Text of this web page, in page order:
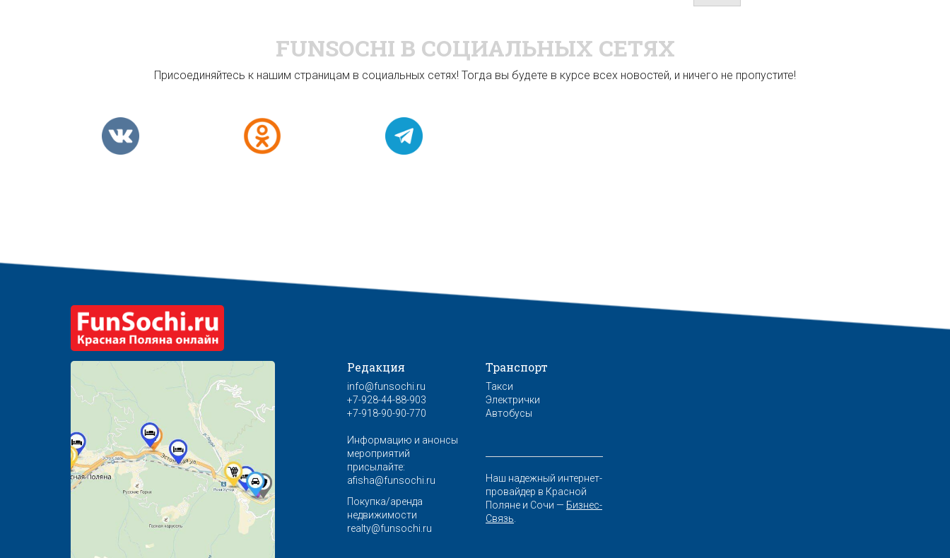
FUNSOCHI В СОЦИАЛЬНЫХ СЕТЯХ
Присоединяйтесь к нашим страницам в социальных сетях! Тогда вы будете в курсе всех новостей, и ничего не пропустите!
Редакция
info@funsochi.ru
+7-928-44-88-903
+7-918-90-90-770
Информацию и анонсы
мероприятий
присылайте:
afisha@funsochi.ru
Покупка/аренда
недвижимости
realty@funsochi.ru
Транспорт
Такси
Электрички
Автобусы
Наш надежный интернет-
провайдер в Красной
Поляне и Сочи — Бизнес-
Связь